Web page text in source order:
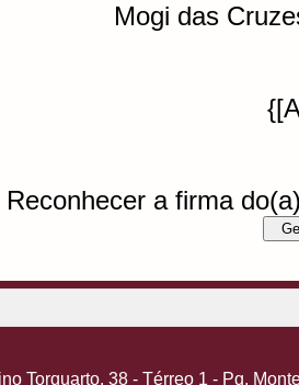
Mogi das
a firma
Torquarto, 38 - Térreo 1 - Pq.